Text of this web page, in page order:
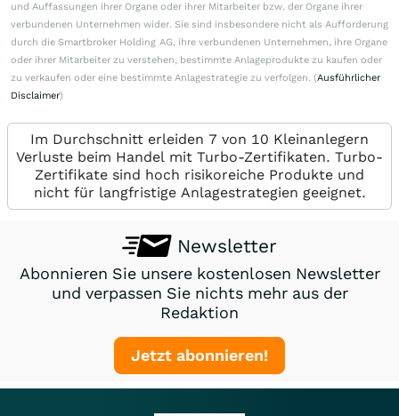
und Auffassungen ihrer Organe oder ihrer Mitarbeiter bzw. der Organe ihrer
verbundenen Unternehmen wider. Sie sind insbesondere nicht als Aufforderung
durch die Smartbroker Holding AG, ihre verbundenen Unternehmen, ihre Organe
oder ihrer Mitarbeiter zu verstehen, bestimmte Anlageprodukte zu kaufen oder
zu verkaufen oder eine bestimmte Anlagestrategie zu verfolgen. (Ausführlicher
Disclaimer)
Im Durchschnitt erleiden 7 von 10 Kleinanlegern
Verluste beim Handel mit Turbo-Zertifikaten. Turbo-
Zertifikate sind hoch risikoreiche Produkte und
nicht für langfristige Anlagestrategien geeignet.
Newsletter
Abonnieren Sie unsere kostenlosen Newsletter
und verpassen Sie nichts mehr aus der
Redaktion
Jetzt abonnieren!